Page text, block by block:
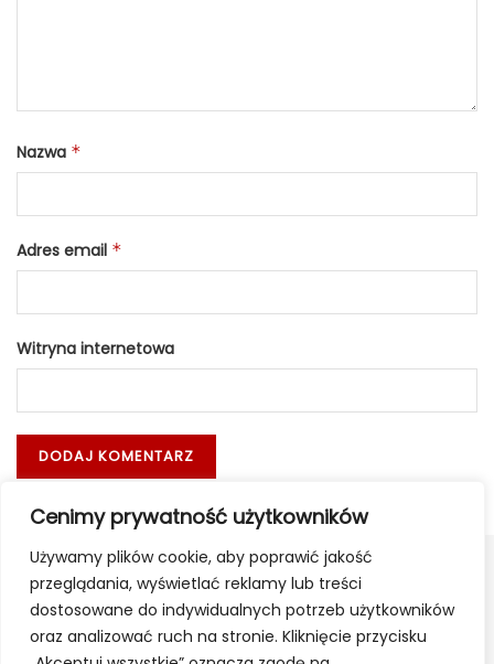
Cenimy prywatność użytkowników
Używamy plików cookie, aby poprawić jakość
przeglądania, wyświetlać reklamy lub treści
dostosowane do indywidualnych potrzeb użytkowników
oraz analizować ruch na stronie. Kliknięcie przycisku
Nazwa *
Adres email *
Witryna internetowa